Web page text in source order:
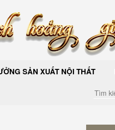
SẢN XUẤT NỘI THẤT